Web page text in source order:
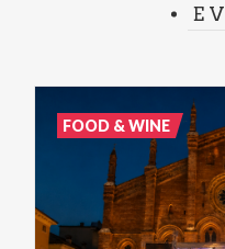
FOOD & WINE